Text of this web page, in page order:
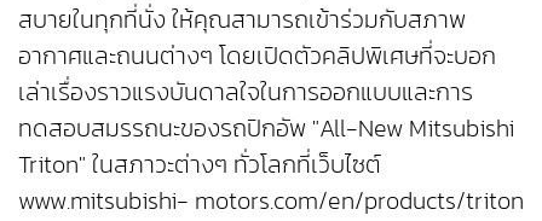
สบายในทุกที่นั่ง ให้คุณสามารถเข้าร่วมกับสภาพ
อากาศและถนนต่างๆ โดยเปิดตัวคลิปพิเศษที่จะบอก
เล่าเรื่องราวแรงบันดาลใจในการออกแบบและการ
ทดสอบสมรรถนะของรถปิกอัพ "All-New Mitsubishi
Triton" ในสภาวะต่างๆ ทั่วโลกที่เว็บไซต์
www.mitsubishi- motors.com/en/products/triton